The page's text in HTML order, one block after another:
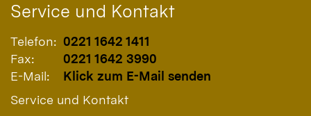
Service und Kontakt
Telefon: 0221 1642 1411
Fax:
0221 1642 3990
E-Mail:
Klick zum E-Mail senden
Service und Kontakt